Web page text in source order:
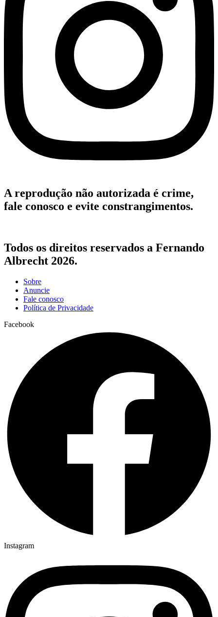
A reprodução não autorizada é crime,
fale conosco e evite constrangimentos.
Todos os direitos reservados a Fernando
Albrecht 2026.
Sobre
Anuncie
Fale conosco
Política de Privacidade
Facebook
Instagram